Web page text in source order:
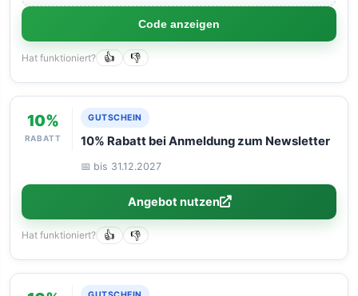
Code anzeigen
Hat funktioniert? 👍 👎
10%
RABATT
GUTSCHEIN
10% Rabatt bei Anmeldung zum Newsletter
📅 bis 31.12.2027
Angebot nutzen
Hat funktioniert? 👍 👎